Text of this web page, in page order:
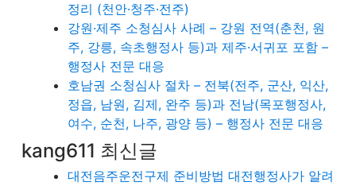
정리 (천안·청주·전주)
강원·제주 소청심사 사례 – 강원 전역(춘천, 원
주, 강릉, 속초행정사 등)과 제주·서귀포 포함 –
행정사 전문 대응
호남권 소청심사 절차 – 전북(전주, 군산, 익산,
정읍, 남원, 김제, 완주 등)과 전남(목포행정사,
여수, 순천, 나주, 광양 등) – 행정사 전문 대응
kang611 최신글
대전음주운전구제 준비방법 대전행정사가 알려